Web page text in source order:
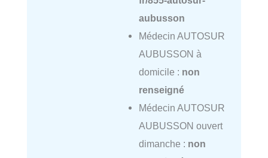
aubusson
Médecin AUTOSUR
AUBUSSON à
domicile : non
renseigné
Médecin AUTOSUR
AUBUSSON ouvert
dimanche : non